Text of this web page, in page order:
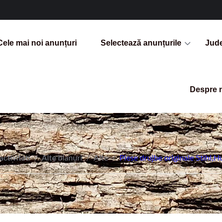
mai noi anunțuri Selectează anunțurile
Despre
/ Alte blanuri / Alte / Piese drujbe originale